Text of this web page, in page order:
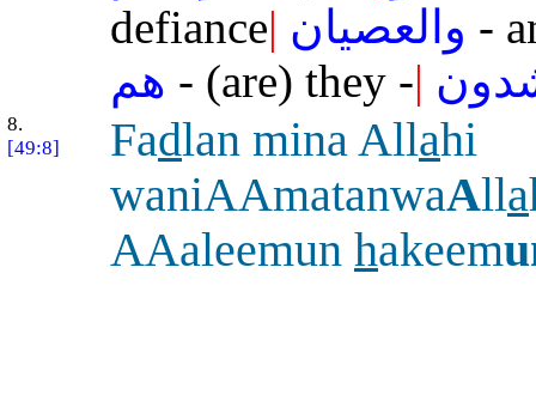
defiance| والعصيان -
هم - (are) they -|
8.
[49:8]
Fadlan mina Allahi
waniAAmatanwaAlla
AAaleemun hakeem